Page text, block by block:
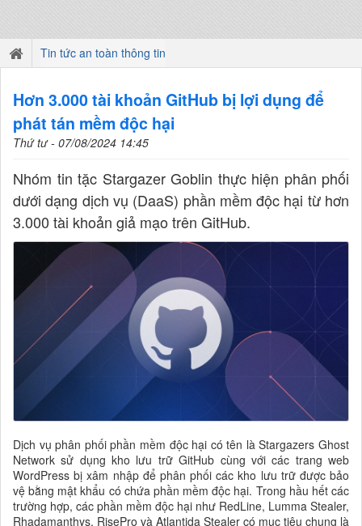
Tin tức an toàn thông tin
Hơn 3.000 tài khoản GitHub bị lợi dụng để
phát tán mềm độc hại
Thứ tư - 07/08/2024 14:45
Nhóm tin tặc Stargazer Goblin thực hiện phân phối
dưới dạng dịch vụ (DaaS) phần mềm độc hại từ hơn
3.000 tài khoản giả mạo trên GitHub.
Dịch vụ phân phối phần mềm độc hại có tên là Stargazers Ghost
Network sử dụng kho lưu trữ GitHub cùng với các trang web
WordPress bị xâm nhập để phân phối các kho lưu trữ được bảo
vệ bằng mật khẩu có chứa phần mềm độc hại. Trong hầu hết các
trường hợp, các phần mềm độc hại như RedLine, Lumma Stealer,
Rhadamanthys, RisePro và Atlantida Stealer có mục tiêu chung là